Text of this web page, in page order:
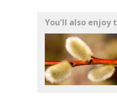
You'll also enjoy